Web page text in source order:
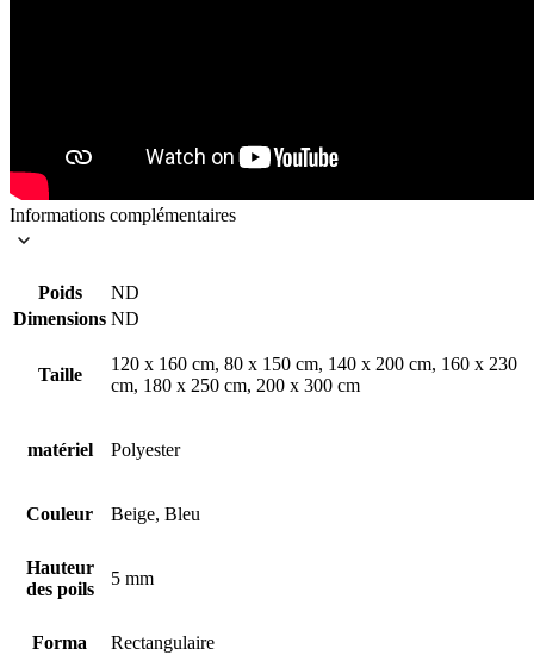
Informations complémentaires
Poids
ND
Dimensions ND
Taille
120 x 160 cm, 80 x 150 cm, 140 x 200 cm, 160 x 230
cm, 180 x 250 cm, 200 x 300 cm
matériel Polyester
Couleur Beige, Bleu
Hauteur
des poils
5 mm
Forma Rectangulaire